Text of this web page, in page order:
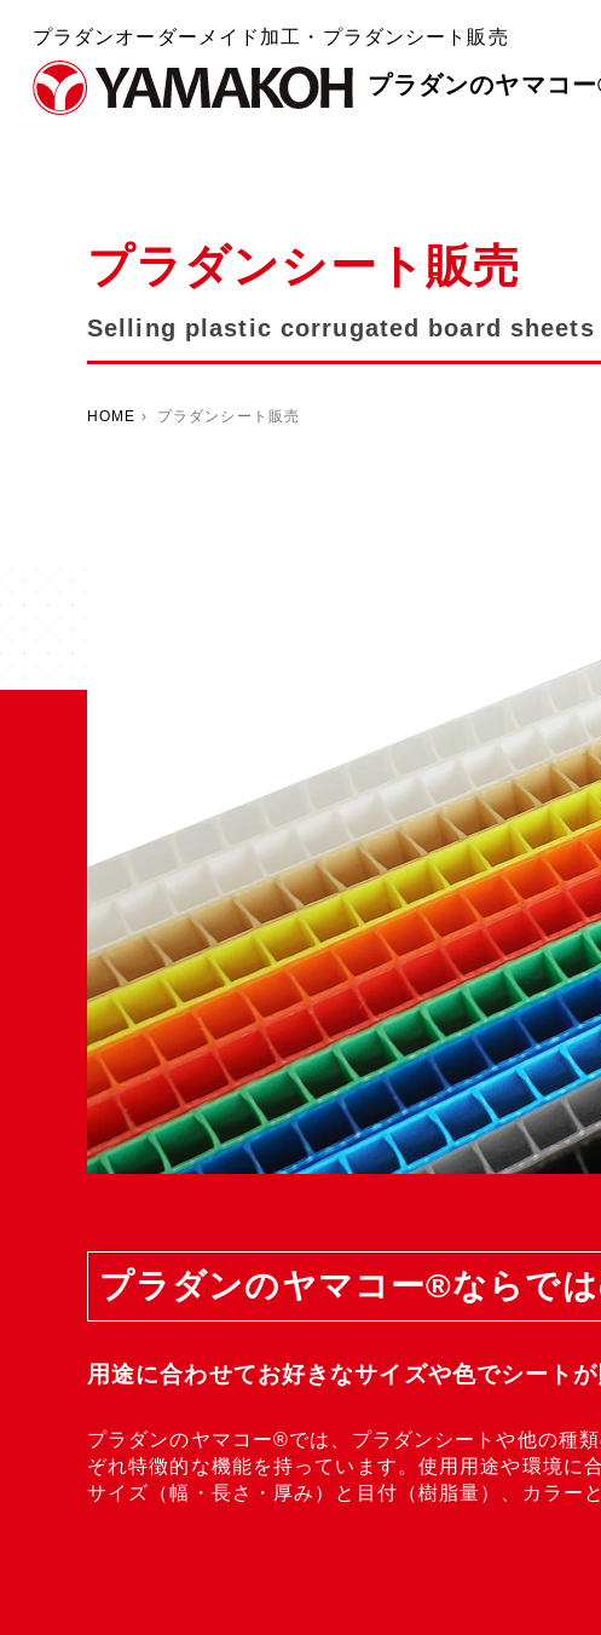
プラダンオーダーメイド加工・プラダンシート販売
プラダンのヤマコ
プラダンシート販売
Selling plastic corrugated board sheets
HOME › プラダンシート販売
プラダンのヤマコー®ならで
用途に合わせてお好きなサイズや色でシート
プラダンのヤマコー®では、プラダンシートや他の種
ぞれ特徴的な機能を持っています。使用用途や環境に
サイズ（幅・長さ・厚み）と目付（樹脂量）、カラー